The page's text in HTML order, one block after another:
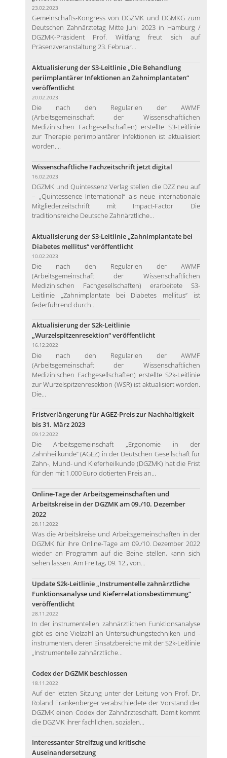
23.02.2023
Gemeinschafts-Kongress von DGZMK und DGMKG zum
Deutschen Zahnärztetag Mitte Juni 2023 in Hamburg /
DGZMK-Präsident Prof. Wiltfang freut sich auf
Präsenzveranstaltung 23. Februar...
Aktualisierung der S3-Leitlinie „Die Behandlung
periimplantärer Infektionen an Zahnimplantaten“
veröffentlicht
20.02.2023
Die nach den Regularien der AWMF
(Arbeitsgemeinschaft der Wissenschaftlichen
Medizinischen Fachgesellschaften) erstellte S3-Leitlinie
zur Therapie periimplantärer Infektionen ist aktualisiert
worden....
Wissenschaftliche Fachzeitschrift jetzt digital
16.02.2023
DGZMK und Quintessenz Verlag stellen die DZZ neu auf
– „Quintessence International“ als neue internationale
Mitgliederzeitschrift mit Impact-Factor Die
traditionsreiche Deutsche Zahnärztliche...
Aktualisierung der S3-Leitlinie „Zahnimplantate bei
Diabetes mellitus“ veröffentlicht
10.02.2023
Die nach den Regularien der AWMF
(Arbeitsgemeinschaft der Wissenschaftlichen
Medizinischen Fachgesellschaften) erarbeitete S3-
Leitlinie „Zahnimplantate bei Diabetes mellitus“ ist
federführend durch...
Aktualisierung der S2k-Leitlinie
„Wurzelspitzenresektion“ veröffentlicht
16.12.2022
Die nach den Regularien der AWMF
(Arbeitsgemeinschaft der Wissenschaftlichen
Medizinischen Fachgesellschaften) erstellte S2k-Leitlinie
zur Wurzelspitzenresektion (WSR) ist aktualisiert worden.
Die...
Fristverlängerung für AGEZ-Preis zur Nachhaltigkeit
bis 31. März 2023
09.12.2022
Die Arbeitsgemeinschaft „Ergonomie in der
Zahnheilkunde“ (AGEZ) in der Deutschen Gesellschaft für
Zahn-, Mund- und Kieferheilkunde (DGZMK) hat die Frist
für den mit 1.000 Euro dotierten Preis an...
Online-Tage der Arbeitsgemeinschaften und
Arbeitskreise in der DGZMK am 09./10. Dezember
2022
28.11.2022
Was die Arbeitskreise und Arbeitsgemeinschaften in der
DGZMK für ihre Online-Tage am 09./10. Dezember 2022
wieder an Programm auf die Beine stellen, kann sich
sehen lassen. Am Freitag, 09. 12., von...
Update S2k-Leitlinie „Instrumentelle zahnärztliche
Funktionsanalyse und Kieferrelationsbestimmung“
veröffentlicht
28.11.2022
In der instrumentellen zahnärztlichen Funktionsanalyse
gibt es eine Vielzahl an Untersuchungstechniken und -
instrumenten, deren Einsatzbereiche mit der S2k-Leitlinie
„Instrumentelle zahnärztliche...
Codex der DGZMK beschlossen
18.11.2022
Auf der letzten Sitzung unter der Leitung von Prof. Dr.
Roland Frankenberger verabschiedete der Vorstand der
DGZMK einen Codex der Zahnärzteschaft. Damit kommt
die DGZMK ihrer fachlichen, sozialen...
Interessanter Streifzug und kritische
Auseinandersetzung